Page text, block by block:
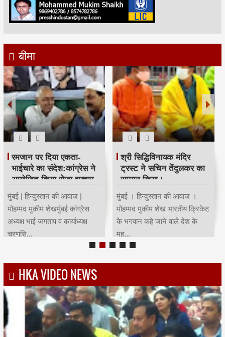
बीमा
रमजान पर दिया एकता-
भाईचारे का संदेश:कांग्रेस ने
आयोजित किया रोजा इफ्तार
मुंबई | हिन्दुस्तान की आवाज |
मोहम्मद मुकीम शेखमुंबई कांग्रेस
अध्यक्ष भाई जगताप व कार्याध्यक्ष
चरणसि...
श्री सिद्धिविनायक मंदिर
ट्रस्ट ने सचिन तेंदुलकर का
सम्मान किया।
मुंबई । हिन्दुस्तान की आवाज ।
मोहम्मद मुकीम शेख भारतीय क्रिकेट
के भगवान कहे जाने वाले देश के
मह...
HKA VIDEO NEWS